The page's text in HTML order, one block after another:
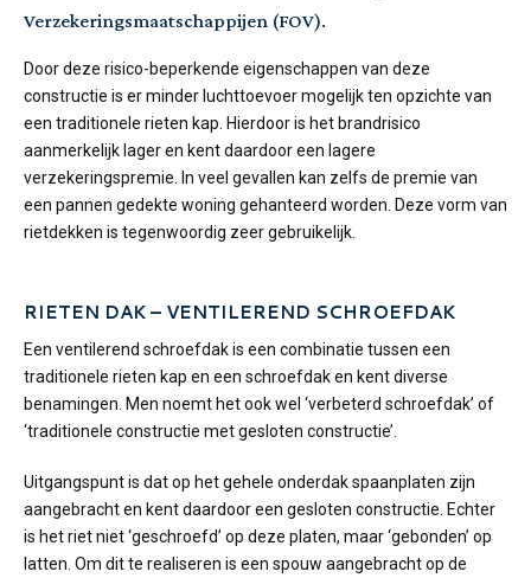
Verzekeringsmaatschappijen (FOV).
Door deze risico-beperkende eigenschappen van deze
constructie is er minder luchttoevoer mogelijk ten opzichte van
een traditionele rieten kap. Hierdoor is het brandrisico
aanmerkelijk lager en kent daardoor een lagere
verzekeringspremie. In veel gevallen kan zelfs de premie van
een pannen gedekte woning gehanteerd worden. Deze vorm van
rietdekken is tegenwoordig zeer gebruikelijk.
RIETEN DAK – VENTILEREND SCHROEFDAK
Een ventilerend schroefdak is een combinatie tussen een
traditionele rieten kap en een schroefdak en kent diverse
benamingen. Men noemt het ook wel ‘verbeterd schroefdak’ of
‘traditionele constructie met gesloten constructie’.
Uitgangspunt is dat op het gehele onderdak spaanplaten zijn
aangebracht en kent daardoor een gesloten constructie. Echter
is het riet niet ‘geschroefd’ op deze platen, maar ‘gebonden’ op
latten. Om dit te realiseren is een spouw aangebracht op de